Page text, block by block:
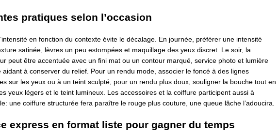
pratiques selon l’occasion
en fonction du contexte évite le décalage. En journée, préférer une intensité
satinée, lèvres un peu estompées et maquillage des yeux discret. Le soir, la
peut être accentuée avec un fini mat ou un contour marqué, service photo et lumière
aidant à conserver du relief. Pour un rendu mode, associer le foncé à des lignes
sur les yeux ou à un teint sculpté; pour un rendu plus doux, souligner la bouche tout en
yeux légers et le teint lumineux. Les accessoires et la coiffure participent aussi à
une coiffure structurée fera paraître le rouge plus couture, une queue lâche l’adoucira.
express en format liste pour gagner du temps